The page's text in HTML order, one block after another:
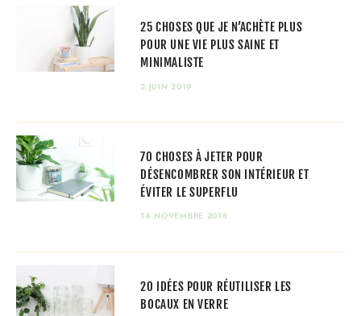
25 CHOSES QUE JE N’ACHÈTE PLUS
POUR UNE VIE PLUS SAINE ET
MINIMALISTE
2 JUIN 2019
70 CHOSES À JETER POUR
DÉSENCOMBRER SON INTÉRIEUR ET
ÉVITER LE SUPERFLU
14 NOVEMBRE 2018
20 IDÉES POUR RÉUTILISER LES
BOCAUX EN VERRE